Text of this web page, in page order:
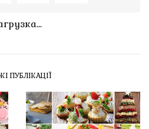
ПУБЛІКАЦІЇ